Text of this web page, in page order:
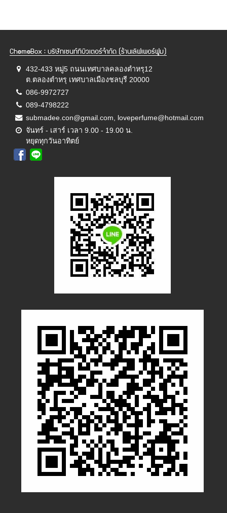
ChemeBox : บริษัทเซนท์ทิบิวเตอร์จำกัด (ร้านเลิฟเพอร์ฟูม)
432-433 หมู่5 ถนนเทศบาลคลองตำหรุ12
ต.ตลองตำหรุ เทศบาลเมืองชลบุรี 20000
086-9972727
089-4798222
submadee.con@gmail.com, loveperfume@hotmail.com
จันทร์ - เสาร์ เวลา 9.00 - 19.00 น.
หยุดทุกวันอาทิตย์